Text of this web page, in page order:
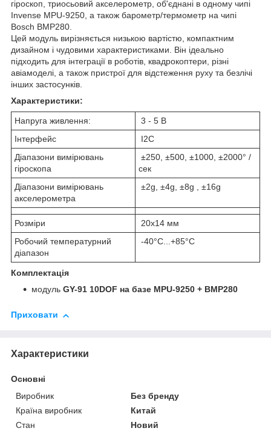
гіроскоп, триосьовий акселерометр, об'єднані в одному чипі
Invense MPU-9250, а також барометр/термометр на чипі
Bosch BMP280.
Цей модуль вирізняється низькою вартістю, компактним
дизайном і чудовими характеристиками. Він ідеально
підходить для інтеграції в роботів, квадрокоптери, різні
авіамоделі, а також пристрої для відстеження руху та безлічі
інших застосунків.
Характеристики:
Напруга живлення:
3 - 5 В
Інтерфейс
I2C
Діапазони вимірювань
гіроскопа
±250, ±500, ±1000, ±2000° /
сек
Діапазони вимірювань
акселерометра
±2g, ±4g, ±8g , ±16g
Розміри
20x14 мм
Робочий температурний
діапазон
-40°C...+85°C
Комплектація
модуль GY-91 10DOF на базе MPU-9250 + BMP280
Приховати
Характеристики
Основні
Виробник
Без бренду
Країна виробник
Китай
Стан
Новий